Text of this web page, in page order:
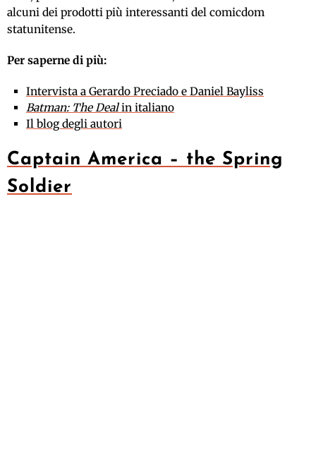
alcuni dei prodotti più interessanti del comicdom
statunitense.
Per saperne di più:
Intervista a Gerardo Preciado e Daniel Bayliss
Batman: The Dealin italiano
Il blog degli autori
Captain America – the Spring
Soldier